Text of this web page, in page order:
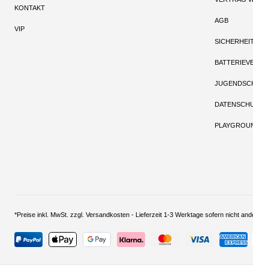
KONTAKT
VIP
AGB
*Preise inkl. MwSt. zzgl. Versandkosten - Lieferzeit 1-3 Werktage sofern nicht